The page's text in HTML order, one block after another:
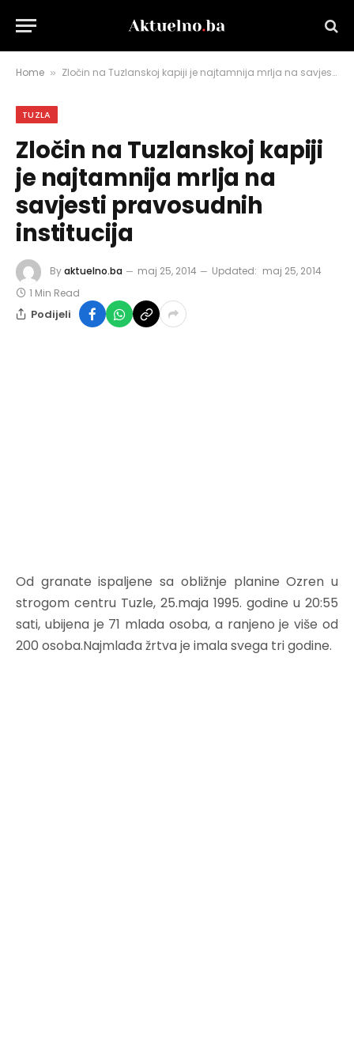
Home » Zločin na Tuzlanskoj kapiji je najtamnija mrlja na savjesti pravosudnih institucija
TUZLA
Zločin na Tuzlanskoj kapiji
je najtamnija mrlja na
savjesti pravosudnih
institucija
Byaktuelno.ba maj 25, 2014 Updated: maj 25, 2014
1 Min Read
Podijeli
Od granate ispaljene sa obližnje planine Ozren u
strogom centru Tuzle, 25.maja 1995. godine u 20:55
sati, ubijena je 71 mlada osoba, a ranjeno je više od
200 osoba.Najmlađa žrtva je imala svega tri godine.